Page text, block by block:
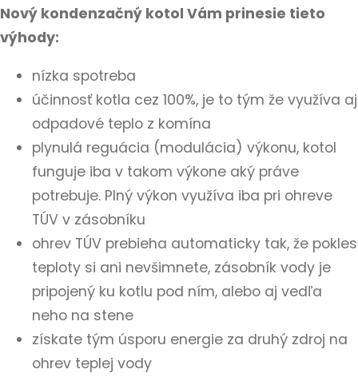
Nový kondenzačný kotol Vám prinesie tieto
výhody:
nízka spotreba
účinnosť kotla cez 100%, je to tým že využíva aj
odpadové teplo z komína
plynulá reguácia (modulácia) výkonu, kotol
funguje iba v takom výkone aký práve
potrebuje. Plný výkon využíva iba pri ohreve
TÚV v zásobníku
ohrev TÚV prebieha automaticky tak, že pokles
teploty si ani nevšimnete, zásobník vody je
pripojený ku kotlu pod ním, alebo aj vedľa
neho na stene
získate tým úsporu energie za druhý zdroj na
ohrev teplej vody